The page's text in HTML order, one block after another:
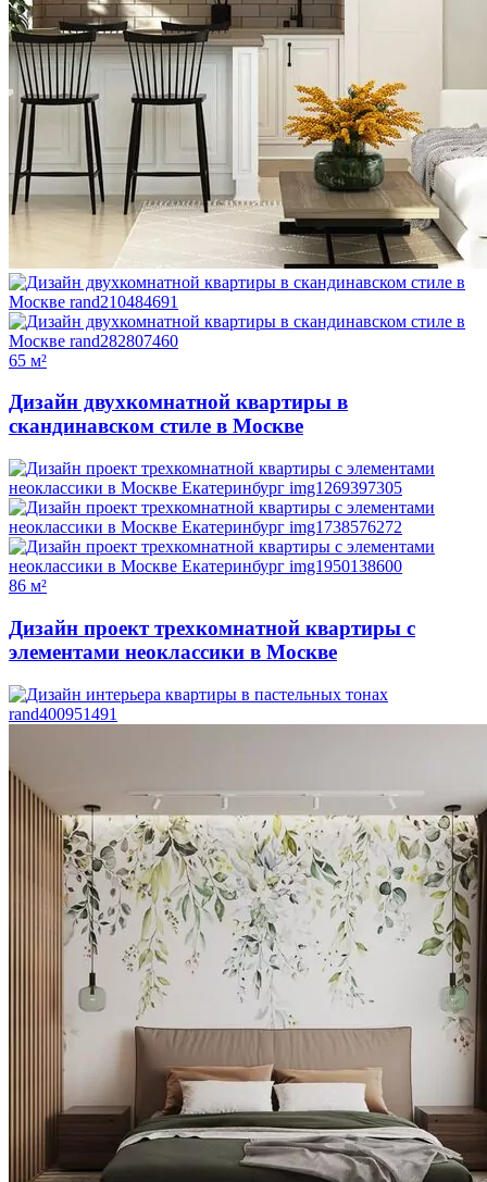
65 м²
Дизайн двухкомнатной квартиры в
скандинавском стиле в Москве
86 м²
Дизайн проект трехкомнатной квартиры с
элементами неоклассики в Москве